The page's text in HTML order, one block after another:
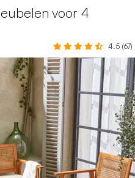
voor 4
4.5 (67)